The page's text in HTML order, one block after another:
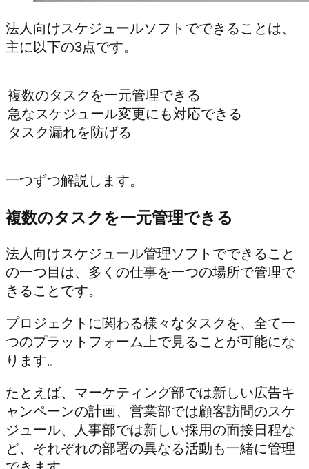
法人向けスケジュールソフトでできることは、
主に以下の3点です。
複数のタスクを一元管理できる
急なスケジュール変更にも対応できる
タスク漏れを防げる
一つずつ解説します。
複数のタスクを一元管理できる
法人向けスケジュール管理ソフトでできること
の一つ目は、多くの仕事を一つの場所で管理で
きることです。
プロジェクトに関わる様々なタスクを、全て一
つのプラットフォーム上で見ることが可能にな
ります。
たとえば、マーケティング部では新しい広告キ
ャンペーンの計画、営業部では顧客訪問のスケ
ジュール、人事部では新しい採用の面接日程な
ど、それぞれの部署の異なる活動も一緒に管理